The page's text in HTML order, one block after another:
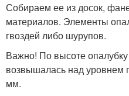
Собираем ее из досок,
материалов. Элементы
гвоздей либо шурупов.
Важно! По высоте
возвышалась над уровнем
мм.